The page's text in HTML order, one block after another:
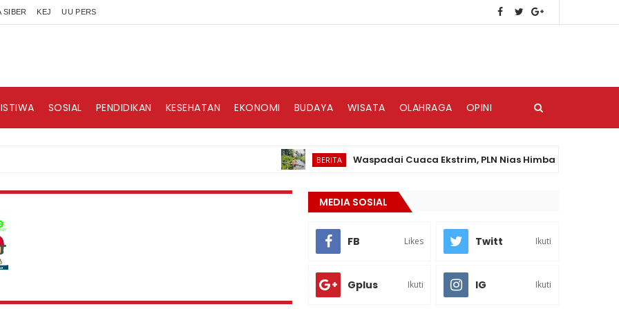
SIBER KEJ UU PERS
SOSIAL PENDIDIKAN KESEHATAN EKONOMI BUDAYA WISATA OLAHRAGA OPINI
BERITA Waspadai Cuaca Ekstrim, PLN Nias Himbau Masyarakat
MEDIA SOSIAL
FB Likes Twitt Ikuti
Gplus Ikuti IG Ikuti